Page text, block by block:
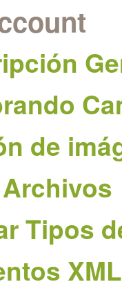
de
Tipos
XML